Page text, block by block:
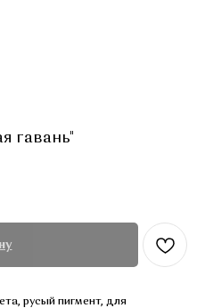
гавань"
русый пигмент, для